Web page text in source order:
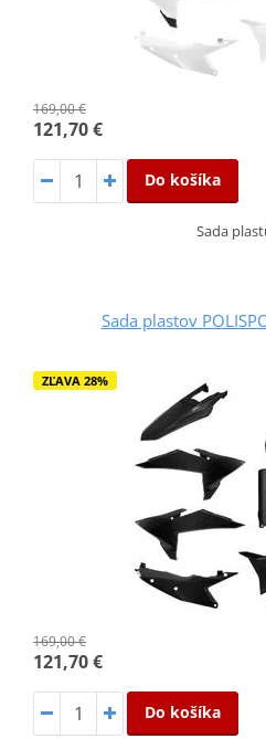
169,00 €
121,70 €
Do košíka
Sada
Sada plastov
ZĽAVA 28%
169,00 €
121,70 €
Do košíka